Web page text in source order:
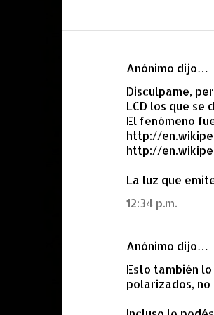
Anónimo dijo…
Disculpame,
LCD los que se
El fenómeno
http://
http://
La luz que
12:34 p.m.
Anónimo dijo…
Esto también
polarizados,